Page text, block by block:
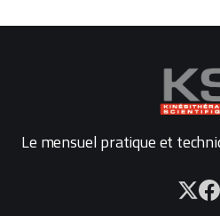
Le mensuel pratique et